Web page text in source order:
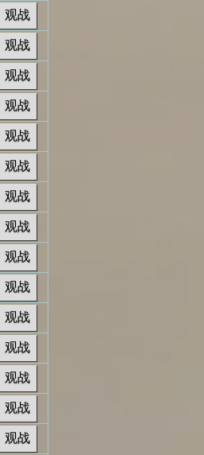
观战
观战
观战
观战
观战
观战
观战
观战
观战
观战
观战
观战
观战
观战
观战